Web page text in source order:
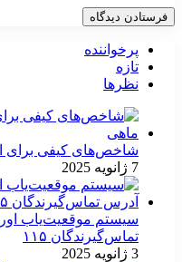
پرخواننده
تازه
نظرها
شاخص‌های کیفی برای
7 ژانویه 2025
سیستم موقعیت‌یاب
تماس‌گیرندگان ۱۱۵
3 ژانویه 2025